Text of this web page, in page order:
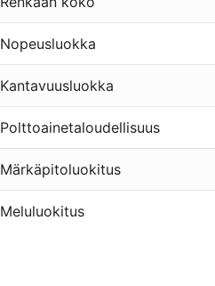
Nopeusluokka
Kantavuusluokka
Polttoainetaloudellisuus
Märkäpitoluokitus
Meluluokitus